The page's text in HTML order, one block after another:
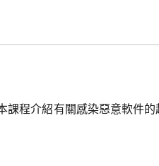
程介紹有關感染惡意軟件